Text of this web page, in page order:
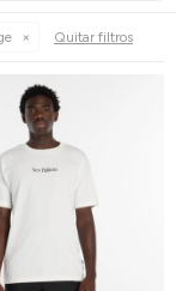
Quitar filtros